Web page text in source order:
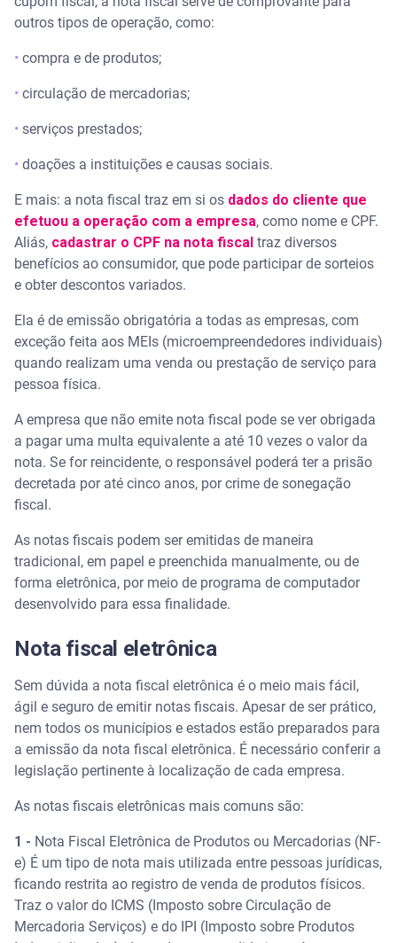
outros tipos de operação, como:
• compra e de produtos;
• circulação de mercadorias;
• serviços prestados;
• doações a instituições e causas sociais.
E mais: a nota fiscal traz em si os dados do cliente que
efetuou a operação com a empresa, como nome e CPF.
Aliás, cadastrar o CPF na nota fiscal traz diversos
benefícios ao consumidor, que pode participar de sorteios
e obter descontos variados.
Ela é de emissão obrigatória a todas as empresas, com
exceção feita aos MEIs (microempreendedores individuais)
quando realizam uma venda ou prestação de serviço para
pessoa física.
A empresa que não emite nota fiscal pode se ver obrigada
a pagar uma multa equivalente a até 10 vezes o valor da
nota. Se for reincidente, o responsável poderá ter a prisão
decretada por até cinco anos, por crime de sonegação
fiscal.
As notas fiscais podem ser emitidas de maneira
tradicional, em papel e preenchida manualmente, ou de
forma eletrônica, por meio de programa de computador
desenvolvido para essa finalidade.
Nota fiscal eletrônica
Sem dúvida a nota fiscal eletrônica é o meio mais fácil,
ágil e seguro de emitir notas fiscais. Apesar de ser prático,
nem todos os municípios e estados estão preparados para
a emissão da nota fiscal eletrônica. É necessário conferir a
legislação pertinente à localização de cada empresa.
As notas fiscais eletrônicas mais comuns são:
1 - Nota Fiscal Eletrônica de Produtos ou Mercadorias (NF-
e) É um tipo de nota mais utilizada entre pessoas jurídicas,
ficando restrita ao registro de venda de produtos físicos.
Traz o valor do ICMS (Imposto sobre Circulação de
Mercadoria Serviços) e do IPI (Imposto sobre Produtos